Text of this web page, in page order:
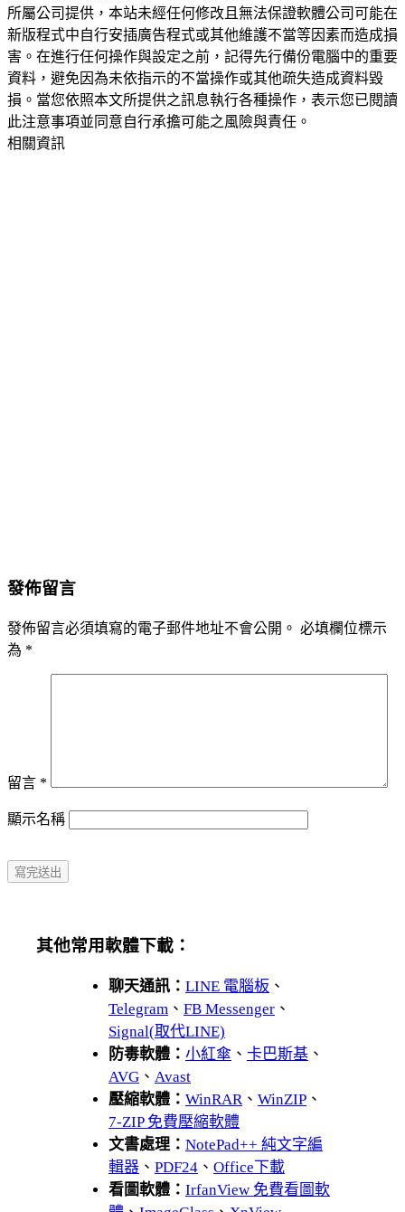
所屬公司提供，本站未經任何修改且無法保證軟體公司可能在
新版程式中自行安插廣告程式或其他維護不當等因素而造成損
害。在進行任何操作與設定之前，記得先行備份電腦中的重要
資料，避免因為未依指示的不當操作或其他疏失造成資料毀
損。當您依照本文所提供之訊息執行各種操作，表示您已閱讀
此注意事項並同意自行承擔可能之風險與責任。
相關資訊
發佈留言
發佈留言必須填寫的電子郵件地址不會公開。 必填欄位標示
為 *
留言 *
顯示名稱
其他常用軟體下載：
聊天通訊： LINE 電腦板 、
Telegram 、 FB Messenger 、
Signal(取代LINE)
防毒軟體： 小紅傘 、 卡巴斯基 、
AVG 、 Avast
壓縮軟體： WinRAR 、 WinZIP 、
7-ZIP 免費壓縮軟體
文書處理： NotePad++ 純文字編
輯器 、 PDF24 、 Office下載
看圖軟體： IrfanView 免費看圖軟